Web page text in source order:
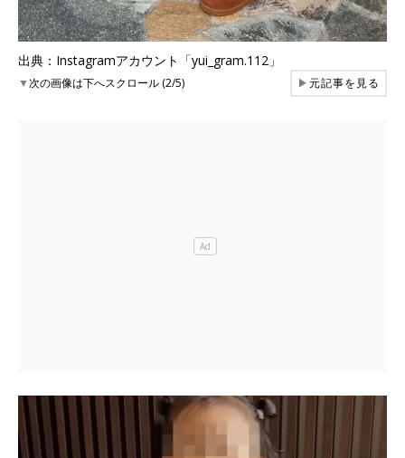
出典：Instagramアカウント「yui_gram.112」
▼次の画像は下へスクロール (2/5) ▶元記事を見る